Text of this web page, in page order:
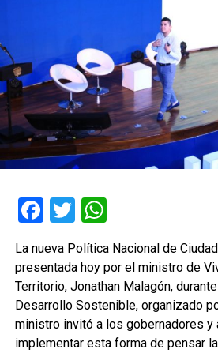
Facebook
TwitterWhatsApp
La nueva Política Nacional de
presentada hoy por el ministro de
Territorio, Jonathan Malagón,
Desarrollo Sostenible, organizado
ministro invitó a los gobernadores
implementar esta forma de pensar